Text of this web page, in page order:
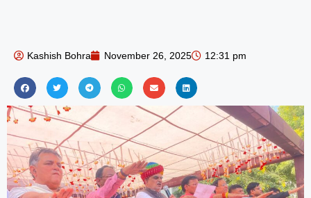
Kashish Bohra November 26, 2025 12:31 pm